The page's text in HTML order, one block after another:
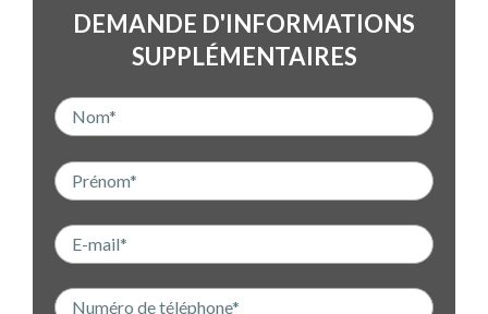
DEMANDE D'INFORMATIONS
SUPPLÉMENTAIRES